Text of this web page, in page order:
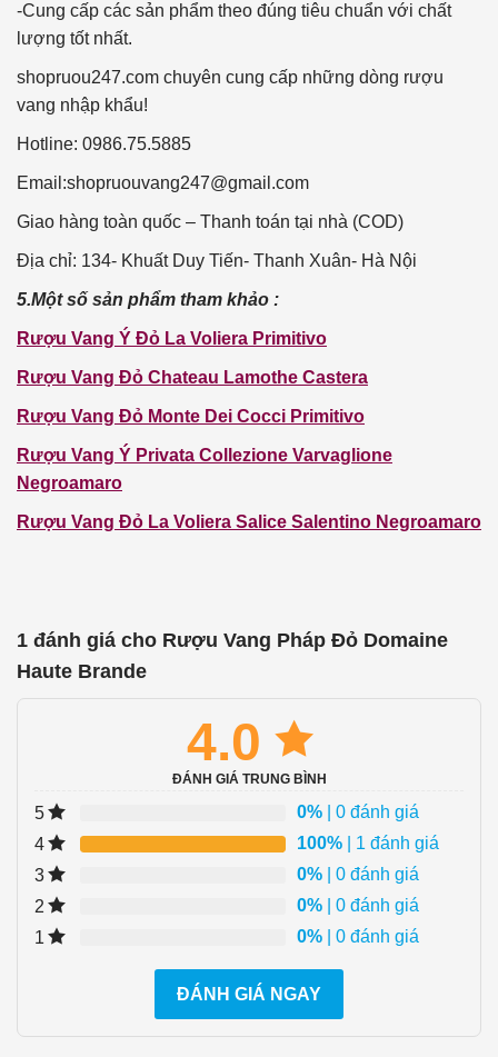
-Cung cấp các sản phẩm theo đúng tiêu chuẩn với chất
lượng tốt nhất.
shopruou247.com chuyên cung cấp những dòng rượu
vang nhập khẩu!
Hotline: 0986.75.5885
Email:shopruouvang247@gmail.com
Giao hàng toàn quốc – Thanh toán tại nhà (COD)
Địa chỉ: 134- Khuất Duy Tiến- Thanh Xuân- Hà Nội
5.Một số sản phẩm tham khảo :
Rượu Vang Ý Đỏ La Voliera Primitivo
Rượu Vang Đỏ Chateau Lamothe Castera
Rượu Vang Đỏ Monte Dei Cocci Primitivo
Rượu Vang Ý Privata Collezione Varvaglione
Negroamaro
Rượu Vang Đỏ La Voliera Salice Salentino Negroamaro
1 đánh giá cho Rượu Vang Pháp Đỏ Domaine
Haute Brande
4.0
ĐÁNH GIÁ TRUNG BÌNH
5 0% | 0 đánh giá
4
100% | 1 đánh giá
3
0% | 0 đánh giá
2
0% | 0 đánh giá
1
0% | 0 đánh giá
ĐÁNH GIÁ NGAY